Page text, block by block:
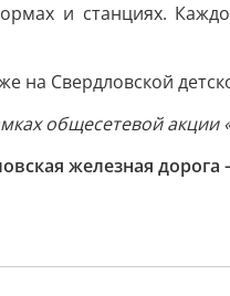
и станциях.
на Свердловской
общесетевой акции
железная